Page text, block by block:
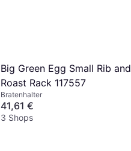
Big Green Egg Small Rib and
Roast Rack 117557
Bratenhalter
41,61 €
3 Shops